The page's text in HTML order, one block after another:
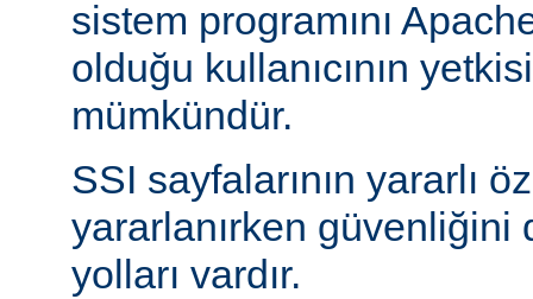
sistem programını
olduğu kullanıcının
mümkündür.
SSI sayfalarının yararlı
yararlanırken güvenliğini
yolları vardır.